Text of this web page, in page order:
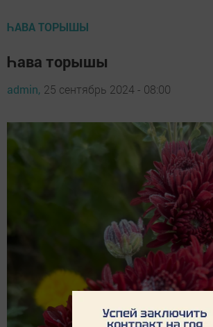
ҺАВА ТОРЫШЫ
Һава торышы
admin, 25 сентябрь 2024 - 08:00